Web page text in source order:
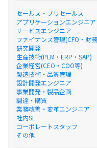
セールス・プリセールス
アプリケーションエンジニア
サービスエンジニア
ファイナンス管理(CFO・財
研究開発
生産技術(PLM・ERP・SAP)
企業経営(CEO・COO等)
製造技術・品質管理
設計開発エンジニア
事業開発・製品企画
調達・購買
業務改善・変革エンジニア
社内SE
コーポレートスタッフ
その他